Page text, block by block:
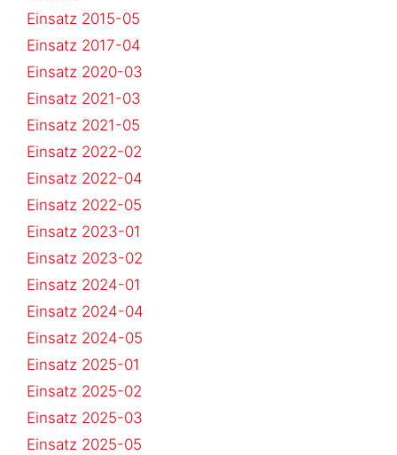
Einsatz 2015-05
Einsatz 2017-04
Einsatz 2020-03
Einsatz 2021-03
Einsatz 2021-05
Einsatz 2022-02
Einsatz 2022-04
Einsatz 2022-05
Einsatz 2023-01
Einsatz 2023-02
Einsatz 2024-01
Einsatz 2024-04
Einsatz 2024-05
Einsatz 2025-01
Einsatz 2025-02
Einsatz 2025-03
Einsatz 2025-05